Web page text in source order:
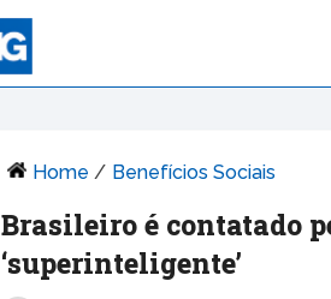
Home / Benefícios Sociais
Brasileiro é contatado
‘superinteligente’